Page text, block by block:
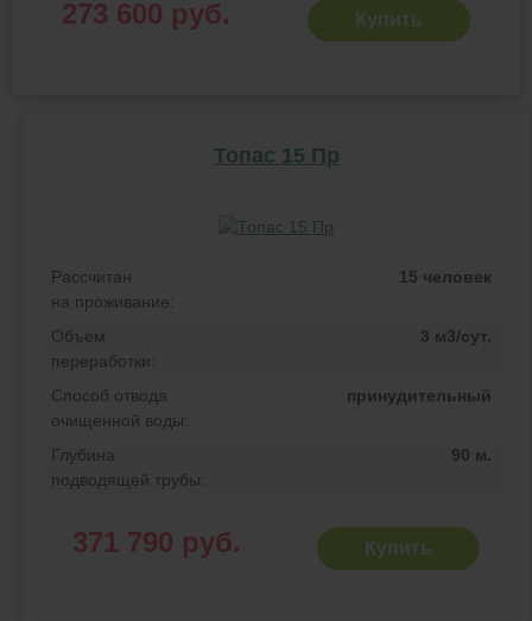
273 600 руб. Купить
Топас 15 Пр
Рассчитан
на проживание:
15 человек
Объем
переработки:
3 м3/сут.
Способ отвода
очищенной воды:
принудительный
Глубина
подводящей трубы:
90 м.
371 790 руб. Купить